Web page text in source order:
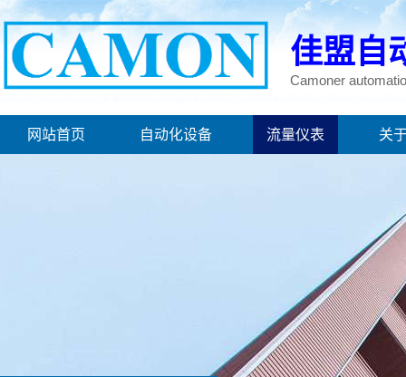
佳盟自
Camoner
网站首页 自动化设备 流量仪表 关